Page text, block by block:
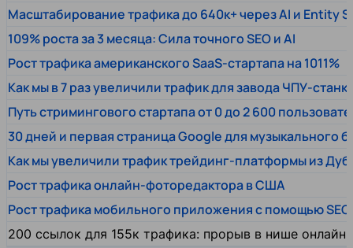
Масштабирование трафика до 640к+ через AI и Entity
109% роста за 3 месяца: Сила точного SEO и AI
Рост трафика американского SaaS-стартапа на 1011%
Как мы в 7 раз увеличили трафик для завода ЧПУ-
Путь стримингового стартапа от 0 до 2 600
30 дней и первая страница Google для музыкального
Как мы увеличили трафик трейдинг-платформы из
Рост трафика онлайн-фоторедактора в США
Рост трафика мобильного приложения с помощью SEO
200 ссылок для 155к трафика: прорыв в нише